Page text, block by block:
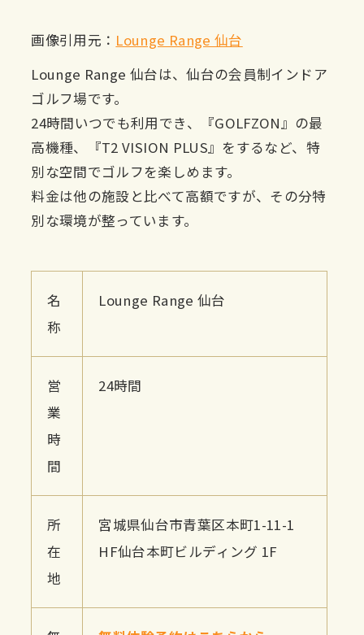
画像引用元： Lounge Range 仙台
Lounge Range 仙台は、仙台の会員制インドア
ゴルフ場です。
24時間いつでも利用でき、『GOLFZON』の最
高機種、『T2 VISION PLUS』をするなど、特
別な空間でゴルフを楽しめます。
料金は他の施設と比べて高額ですが、その分特
別な環境が整っています。
名
称
Lounge Range 仙台
営
業
時
間
24時間
所
在
地
宮城県仙台市青葉区本町1-11-1
HF仙台本町ビルディング 1F